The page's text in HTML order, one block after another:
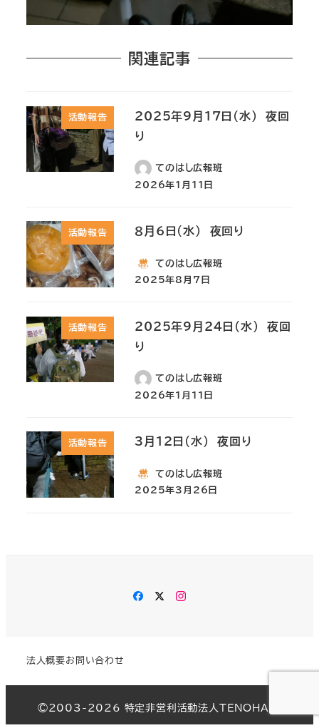
関連記事
活動報告
2025年9月17日(水) 夜回
り
てのはし広報班
2026年1月11日
活動報告 ８月6日(水) 夜回り
てのはし広報班
2025年8月7日
活動報告
2025年9月24日(水) 夜回
り
てのはし広報班
2026年1月11日
活動報告 3月12日(水) 夜回り
てのはし広報班
2025年3月26日
Facebook
Twitter
Instagram
法人概要お問い合わせ
©︎2003-2026 特定非営利活動法人TENOHASI